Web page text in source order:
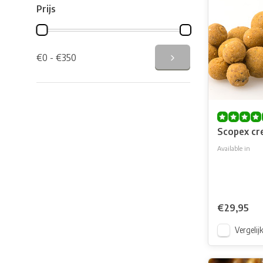
Prijs
€0 - €350
Scopex
Available in
€29,95
Vergelijk